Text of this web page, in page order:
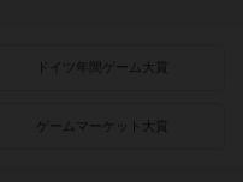
ドイツ年間ゲーム大賞
ゲームマーケット大賞